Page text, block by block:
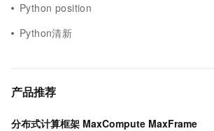
Python position
Python清新
产品推荐
分布式计算框架 MaxCompute MaxFrame